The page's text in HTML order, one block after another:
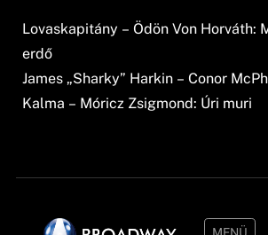
Lovaskapitány – Ödön Von Horváth:
erdő
James „Sharky” Harkin – Conor
Kalma – Móricz Zsigmond: Úri muri
MENÜ